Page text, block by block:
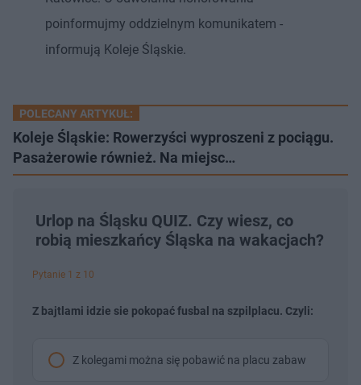
poinformujmy oddzielnym komunikatem -
informują Koleje Śląskie.
POLECANY ARTYKUŁ:
Koleje Śląskie: Rowerzyści wyproszeni z pociągu.
Pasażerowie również. Na miejsc…
Urlop na Śląsku QUIZ. Czy wiesz, co
robią mieszkańcy Śląska na wakacjach?
Pytanie 1 z 10
Z bajtlami idzie sie pokopać fusbal na szpilplacu. Czyli:
Z kolegami można się pobawić na placu zabaw